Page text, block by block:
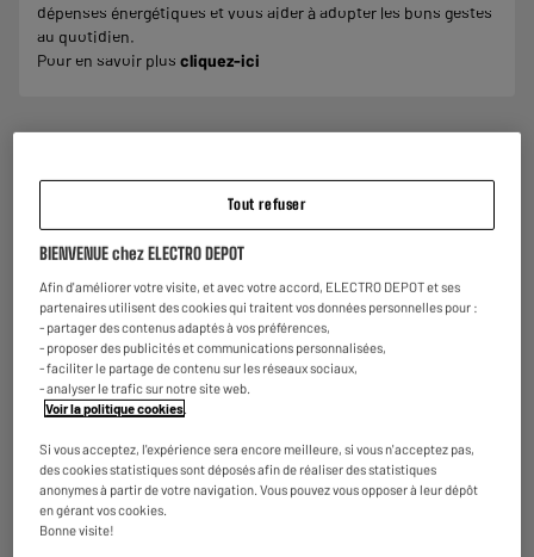
dépenses énergétiques et vous aider à adopter les bons gestes
au quotidien.
Pour en savoir plus cliquez-ici
2 ans
Pièces, main d'oeuvre et déplacement à domicile.
Reprise de votre ancien appareil
C'estgratuit !En savoir +
ELECTROSÛR
Une assurance à vie à partir de
appareils de votre foyer achetés chez nous ou ailleurs.
Consommez plus responsable, économisez
plus
Notre objectif : réduire de
Tout refuser
BIENVENUE chez ELECTRO DEPOT
Afin d'améliorer votre visite, et avec votre accord, ELECTRO DEPOT et ses
partenaires utilisent des cookies qui traitent vos données personnelles pour :
- partager des contenus adaptés à vos préférences,
- proposer des publicités et communications personnalisées,
- faciliter le partage de contenu sur les réseaux sociaux,
- analyser le trafic sur notre site web.
Voir la politique cookies.
Si vous acceptez, l'expérience sera encore meilleure, si vous n'acceptez pas,
des cookies statistiques sont déposés afin de réaliser des statistiques
anonymes à partir de votre navigation. Vous pouvez vous opposer à leur dépôt
en gérant vos cookies.
Bonne visite!